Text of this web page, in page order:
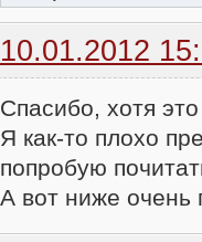
10.01.2012
Спасибо, хотя
Я как-то плохо
попробую
А вот ниже очень